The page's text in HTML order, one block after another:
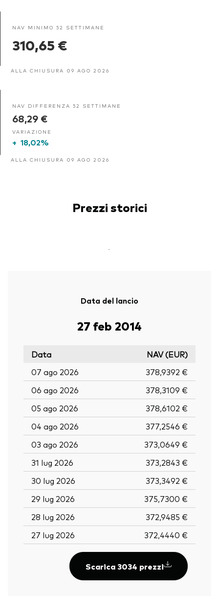
NAV MINIMO 52 SETTIMANE
310,65 €
ALLA CHIUSURA 09 AGO 2026
NAV DIFFERENZA 52 SETTIMANE
68,29 €
VARIAZIONE
+ 18,02%
ALLA CHIUSURA 09 AGO 2026
Prezzi storici
-
Data del lancio
27 feb 2014
Data
NAV (EUR)
07 ago 2026
378,9392 €
06 ago 2026
378,3109 €
05 ago 2026
378,6102 €
04 ago 2026
377,2546 €
03 ago 2026
373,0649 €
31 lug 2026
373,2843 €
30 lug 2026
373,3492 €
29 lug 2026
375,7300 €
28 lug 2026
372,9485 €
27 lug 2026
372,4440 €
Scarica 3034 prezzi